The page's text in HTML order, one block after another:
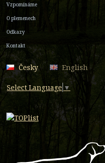
Vzpomínáme
O plemenech
Odkazy
Kontakt
Česky English
Select Language ▼